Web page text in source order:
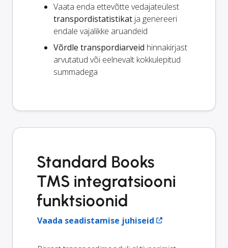
Vaata enda ettevõtte vedajateülest
transpordistatistikat ja genereeri
endale vajalikke aruandeid
Võrdle transpordiarveid hinnakirjast
arvutatud või eelnevalt kokkulepitud
summadega
Standard Books
TMS integratsiooni
funktsioonid
Vaada seadistamise juhiseid